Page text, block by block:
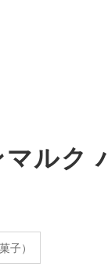
マル
子）